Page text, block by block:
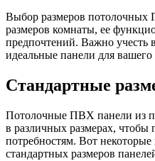
Выбор размеров потолочных
размеров комнаты, ее
предпочтений. Важно учесть
идеальные панели для вашего
Стандартные
Потолочные ПВХ панели из
в различных размерах, чтобы
потребностям. Вот
стандартных размеров